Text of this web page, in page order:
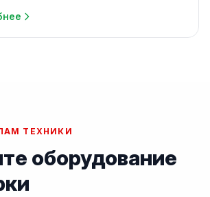
ТЕХНИКИ
оборудование